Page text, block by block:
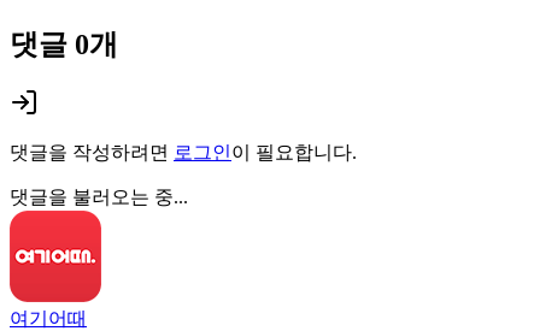
댓글 0개
댓글을 작성하려면 로그인이 필요합니다.
댓글을 불러오는 중...
여기어때